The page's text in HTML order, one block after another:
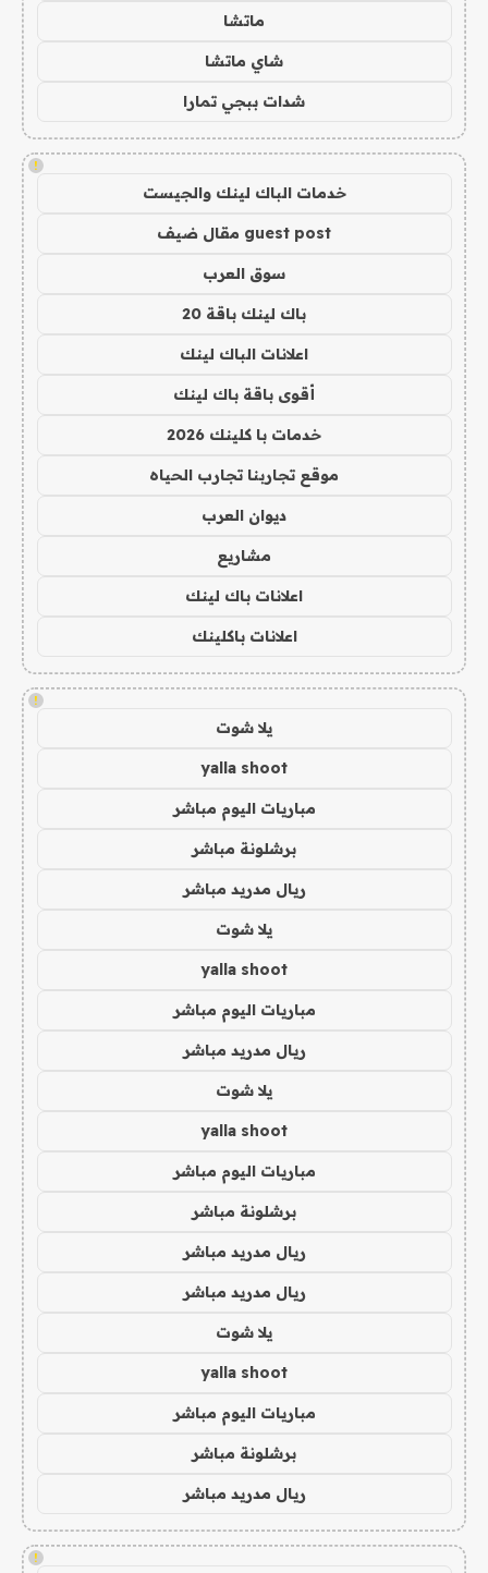
ماتشا
شاي ماتشا
شدات ببجي تمارا
!
خدمات الباك لينك والجيست
guest post مقال ضيف
سوق العرب
باك لينك باقة 20
اعلانات الباك لينك
أقوى باقة باك لينك
خدمات با كلينك 2026
موقع تجاربنا تجارب الحياه
ديوان العرب
مشاريع
اعلانات باك لينك
اعلانات باكلينك
!
يلا شوت
yalla shoot
مباريات اليوم مباشر
برشلونة مباشر
ريال مدريد مباشر
يلا شوت
yalla shoot
مباريات اليوم مباشر
ريال مدريد مباشر
يلا شوت
yalla shoot
مباريات اليوم مباشر
برشلونة مباشر
ريال مدريد مباشر
ريال مدريد مباشر
يلا شوت
yalla shoot
مباريات اليوم مباشر
برشلونة مباشر
ريال مدريد مباشر
!